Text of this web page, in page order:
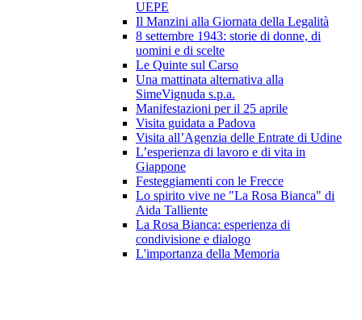
UEPE
Il Manzini alla Giornata della Legalità
8 settembre 1943: storie di donne, di
uomini e di scelte
Le Quinte sul Carso
Una mattinata alternativa alla
SimeVignuda s.p.a.
Manifestazioni per il 25 aprile
Visita guidata a Padova
Visita all’Agenzia delle Entrate di Udine
L’esperienza di lavoro e di vita in
Giappone
Festeggiamenti con le Frecce
Lo spirito vive ne "La Rosa Bianca" di
Aida Talliente
La Rosa Bianca: esperienza di
condivisione e dialogo
L'importanza della Memoria